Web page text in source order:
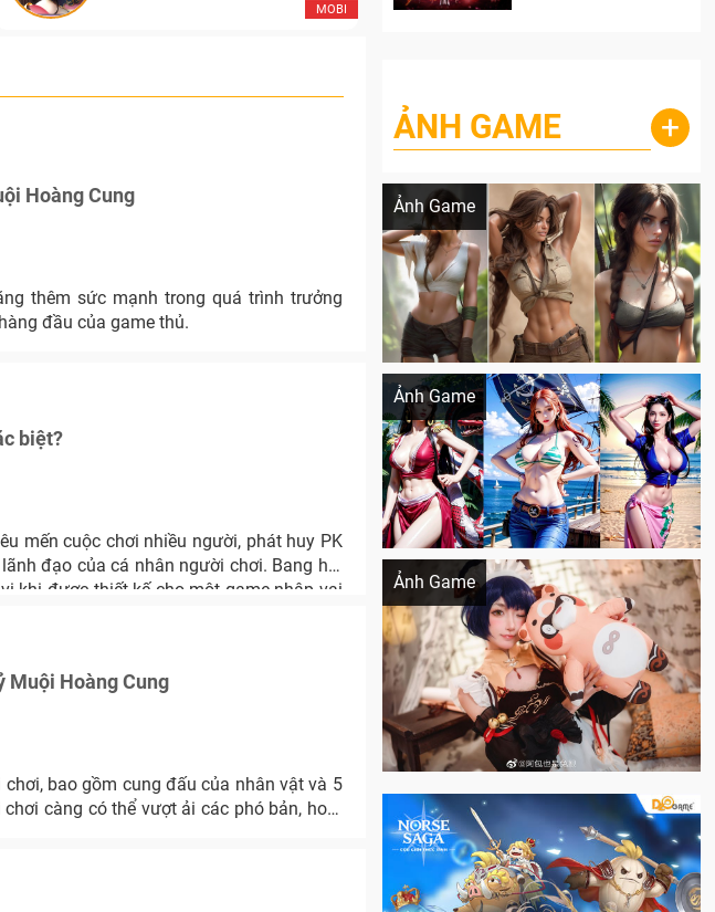
MOBI
Hoàng Cung
thêm sức mạnh trong quá trình trưởng
đầu của game thủ.
biệt?
mến cuộc chơi nhiều người, phát huy PK
đạo của cá nhân người chơi. Bang hội
khi được thiết kế cho một game nhập vai
Muội Hoàng Cung
bao gồm cung đấu của nhân vật và 5
càng có thể vượt ải các phó bản, hoạt
ẢNH GAME +
Ảnh Game
Lala Croft vừa nóng vừa xinh dưới nét vẽ
Ảnh Game
Khi AI Cosplay gái đẹp One Piece
Ảnh Game
Cosplay Xiangling siêu cute